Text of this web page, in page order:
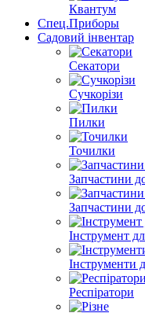
Квантум
Спец.Приборы
Садовий інвентар
Секатори
Сучкорізи
Пилки
Точилки
Запчастини
Запчастини
Інструмент
Інструменти
Респіратори